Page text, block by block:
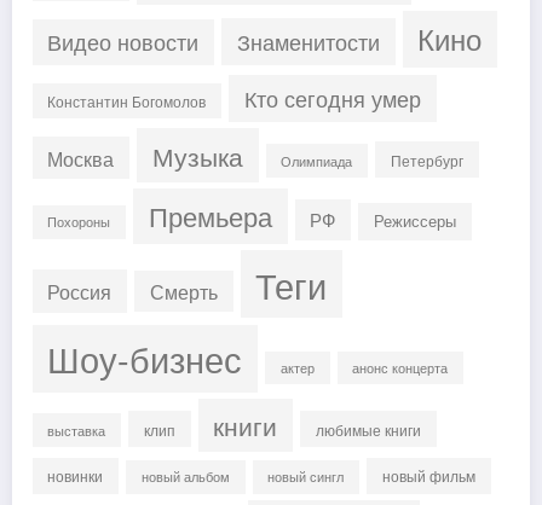
Видео новости Знаменитости Кино
Константин Богомолов Кто сегодня умер
Москва Музыка Олимпиада Петербург
Похороны Премьера РФ Режиссеры
Россия Смерть Теги
Шоу-бизнес актер анонс концерта
выставка клип книги любимые книги
новинки новый альбом новый сингл новый фильм